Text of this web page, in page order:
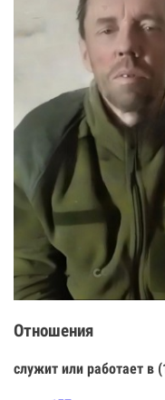
Отношения
служит или работает в